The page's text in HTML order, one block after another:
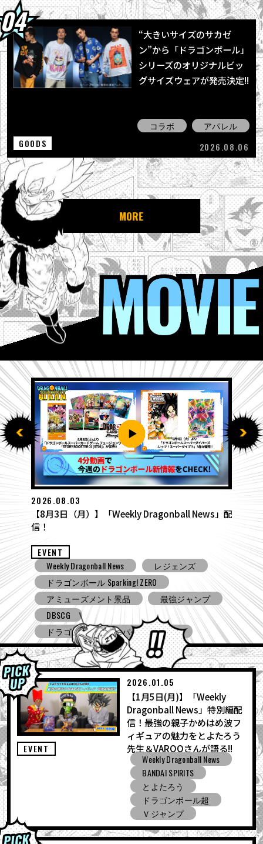
“大きいサイズのサカゼ
ン”から「ドラゴンボール」
シリーズのオリジナルビッ
グサイズウェアが発売決定!!
コラボ
アパレル
GOODS
2026.08.06
MORE
MOVIE
2026.07.27
【7月27日（月）】「Weekly Dragonball News」
配信！
EVENT
Weekly Dragonball News
食玩
Ｖジャンプ
DBSCG
ドラゴンボールスーパーダイバーズ
ドラゴンボール ゼノバース３
ドラゴンボール ゲキシン スクアドラ
BNE
Grandista
BLOOD OF SAIYANS
アミューズメント景品
バンプレスト
コミコン
とよたろうが描いてみた
ドラゴンボール Sparking! ZERO
ガシャポン
バンダイ
EVENT
2026.01.05
【1月5日(月)】「Weekly
Dragonball News」特別編配
信！最強の親子かめはめ波フ
ィギュアの魅力をとよたろう
先生＆VAROQさんが語る!!
Weekly Dragonball News
BANDAI SPIRITS
とよたろう
ドラゴンボール超
Ｖジャンプ